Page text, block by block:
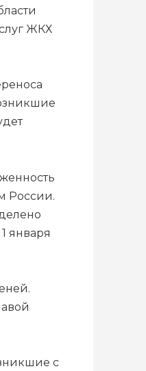
ЖКХ
России.
января
с